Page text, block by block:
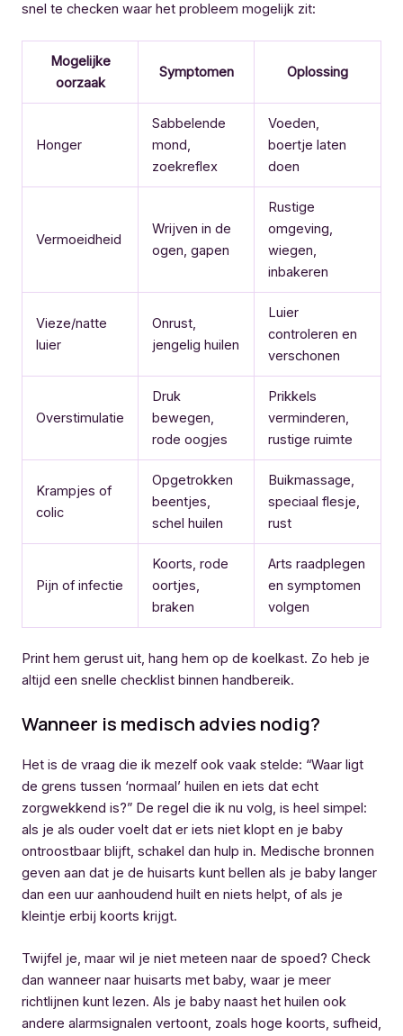
snel te checken waar het probleem mogelijk zit:
Mogelijke
oorzaak
Symptomen Oplossing
Honger
Sabbelende
mond,
zoekreflex
Voeden,
boertje laten
doen
Vermoeidheid
Wrijven in de
ogen, gapen
Rustige
omgeving,
wiegen,
inbakeren
Vieze/natte
luier
Onrust,
jengelig huilen
Luier
controleren en
verschonen
Overstimulatie
Druk
bewegen,
rode oogjes
Prikkels
verminderen,
rustige ruimte
Krampjes of
colic
Opgetrokken
beentjes,
schel huilen
Buikmassage,
speciaal flesje,
rust
Pijn of infectie
Koorts, rode
oortjes,
braken
Arts raadplegen
en symptomen
volgen
Print hem gerust uit, hang hem op de koelkast. Zo heb je
altijd een snelle checklist binnen handbereik.
Wanneer is medisch advies nodig?
Het is de vraag die ik mezelf ook vaak stelde: “Waar ligt
de grens tussen ‘normaal’ huilen en iets dat echt
zorgwekkend is?” De regel die ik nu volg, is heel simpel:
als je als ouder voelt dat er iets niet klopt en je baby
ontroostbaar blijft, schakel dan hulp in. Medische bronnen
geven aan dat je de huisarts kunt bellen als je baby langer
dan een uur aanhoudend huilt en niets helpt, of als je
kleintje erbij koorts krijgt.
Twijfel je, maar wil je niet meteen naar de spoed? Check
dan wanneer naar huisarts met baby, waar je meer
richtlijnen kunt lezen. Als je baby naast het huilen ook
andere alarmsignalen vertoont, zoals hoge koorts, sufheid,